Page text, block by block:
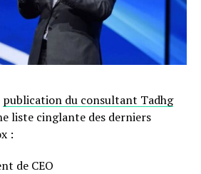
publication du consultant Tadhg
liste cinglante des derniers
:
de CEO